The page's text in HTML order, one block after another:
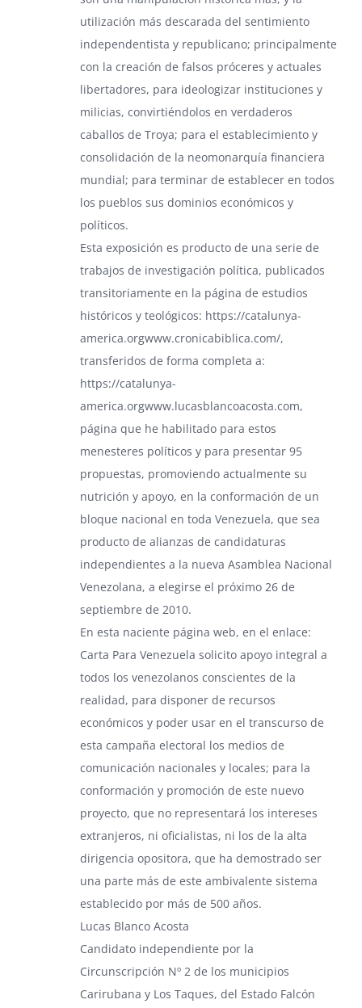
utilización más descarada del sentimiento
independentista y republicano; principalmente
con la creación de falsos próceres y actuales
libertadores, para ideologizar instituciones y
milicias, convirtiéndolos en verdaderos
caballos de Troya; para el establecimiento y
consolidación de la neomonarquía financiera
mundial; para terminar de establecer en todos
los pueblos sus dominios económicos y
políticos.
Esta exposición es producto de una serie de
trabajos de investigación política, publicados
transitoriamente en la página de estudios
históricos y teológicos: https://catalunya-
america.orgwww.cronicabiblica.com/,
transferidos de forma completa a:
https://catalunya-
america.orgwww.lucasblancoacosta.com,
página que he habilitado para estos
menesteres políticos y para presentar 95
propuestas, promoviendo actualmente su
nutrición y apoyo, en la conformación de un
bloque nacional en toda Venezuela, que sea
producto de alianzas de candidaturas
independientes a la nueva Asamblea Nacional
Venezolana, a elegirse el próximo 26 de
septiembre de 2010.
En esta naciente página web, en el enlace:
Carta Para Venezuela solicito apoyo integral a
todos los venezolanos conscientes de la
realidad, para disponer de recursos
económicos y poder usar en el transcurso de
esta campaña electoral los medios de
comunicación nacionales y locales; para la
conformación y promoción de este nuevo
proyecto, que no representará los intereses
extranjeros, ni oficialistas, ni los de la alta
dirigencia opositora, que ha demostrado ser
una parte más de este ambivalente sistema
establecido por más de 500 años.
Lucas Blanco Acosta
Candidato independiente por la
Circunscripción Nº 2 de los municipios
Carirubana y Los Taques, del Estado Falcón